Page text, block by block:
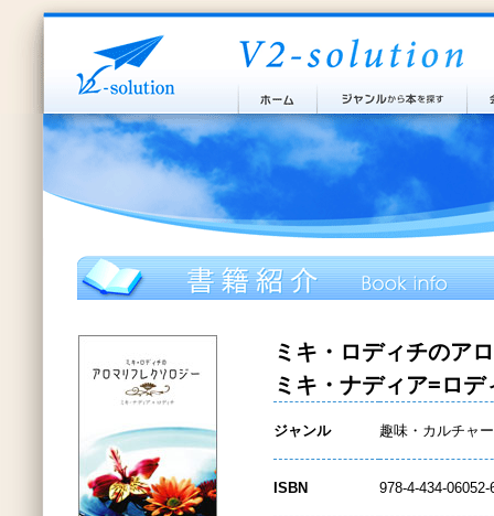
ミキ・ロディチのア
ミキ・ナディア=ロデ
ジャンル 趣味・カルチャー
ISBN 978-4-434-06052-